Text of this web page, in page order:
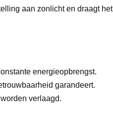
aan zonlicht en draagt het
energieopbrengst.
garandeert.
verlaagd.